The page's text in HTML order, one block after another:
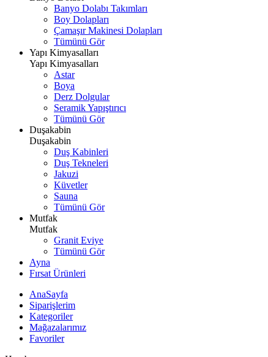
Banyo Dolabı Takımları
Boy Dolapları
Çamaşır Makinesi Dolapları
Tümünü Gör
Yapı Kimyasalları
Yapı Kimyasalları
Astar
Boya
Derz Dolgular
Seramik Yapıştırıcı
Tümünü Gör
Duşakabin
Duşakabin
Duş Kabinleri
Duş Tekneleri
Jakuzi
Küvetler
Sauna
Tümünü Gör
Mutfak
Mutfak
Granit Eviye
Tümünü Gör
Ayna
Fırsat Ürünleri
AnaSayfa
Siparişlerim
Kategoriler
Mağazalarımız
Favoriler